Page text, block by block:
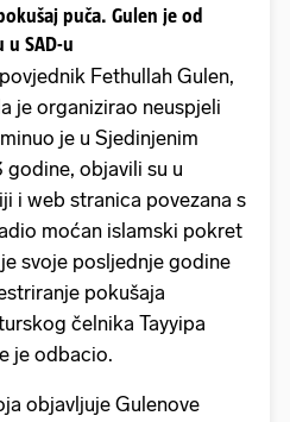
puča. Gulen je od
SAD-u
Fethullah Gulen,
je organizirao neuspjeli
je u Sjedinjenim
godine, objavili su u
i web stranica povezana s
moćan islamski pokret
svoje posljednje godine
pokušaja
čelnika Tayyipa
je odbacio.
objavljuje Gulenove